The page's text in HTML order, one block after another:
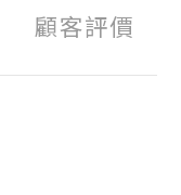
顧客評價